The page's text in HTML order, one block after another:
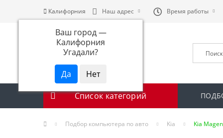
Калифорния
Ваш город —
Калифорния
Угадали?
Наш адрес Время работы
Список категорий
Подбор компьютера по авто Kia Kia